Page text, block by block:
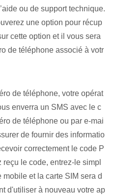
ou de support technique.
une option pour récup
cette option et il vous sera
de téléphone associé à votr
de téléphone, votre opérat
enverra un SMS avec le c
de téléphone ou par e-mai
de fournir des informatio
correctement le code P
le code, entrez-le simpl
et la carte SIM‍ sera d
d'utiliser à nouveau votre ap